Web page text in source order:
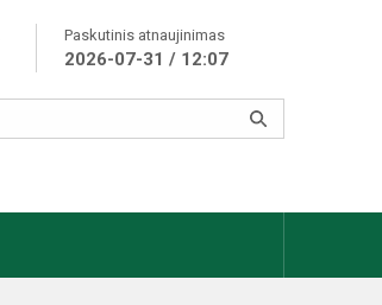
Paskutinis atnaujinimas
2026-07-31 / 12:07